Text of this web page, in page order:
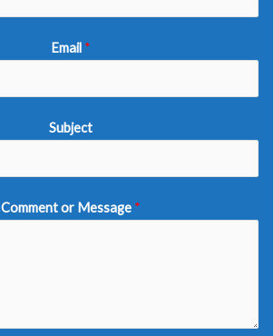
Email *
Subject
Comment or Message *